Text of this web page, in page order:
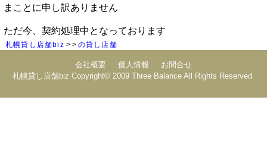
まことに申し訳ありません
ただ今、契約処理中となっております
札幌貸し店舗biz の貸し店舗
会社概要 個人情報
お問合せ
札幌貸し店舗biz Copyright© 2009 Three Balance All Rights Reserved.